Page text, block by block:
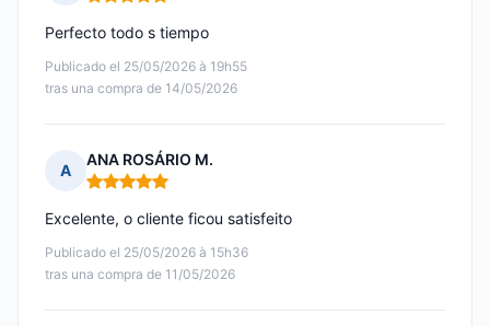
Nota: 5 de 5
Publicado el 25/05/2026 à 19h55
tras una compra de 14/05/2026
Perfecto todo s tiempo
A
ANA ROSÁRIO M.
Nota: 5 de 5
Publicado el 25/05/2026 à 15h36
tras una compra de 11/05/2026
Excelente, o cliente ficou satisfeito